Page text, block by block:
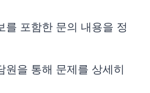
를 포함한 문의 내용을 정
원을 통해 문제를 상세히